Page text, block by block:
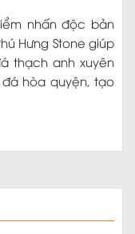
nhấn độc bản
Hưng Stone giúp
thạch anh xuyên
hòa quyện, tạo